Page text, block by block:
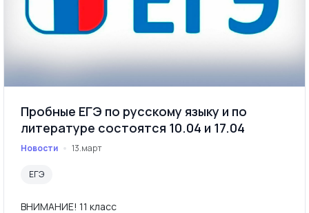
Пробные ЕГЭ по русскому языку и по
литературе состоятся 10.04 и 17.04
Новости 13.март
ЕГЭ
ВНИМАНИЕ! 11 класс